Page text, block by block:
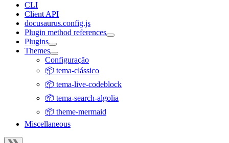
CLI
Client API
docusaurus.config.js
Plugin method references
Plugins
Themes
Configuração
📦 tema-clássico
📦 tema-live-codeblock
📦 tema-search-algolia
📦 theme-mermaid
Miscellaneous